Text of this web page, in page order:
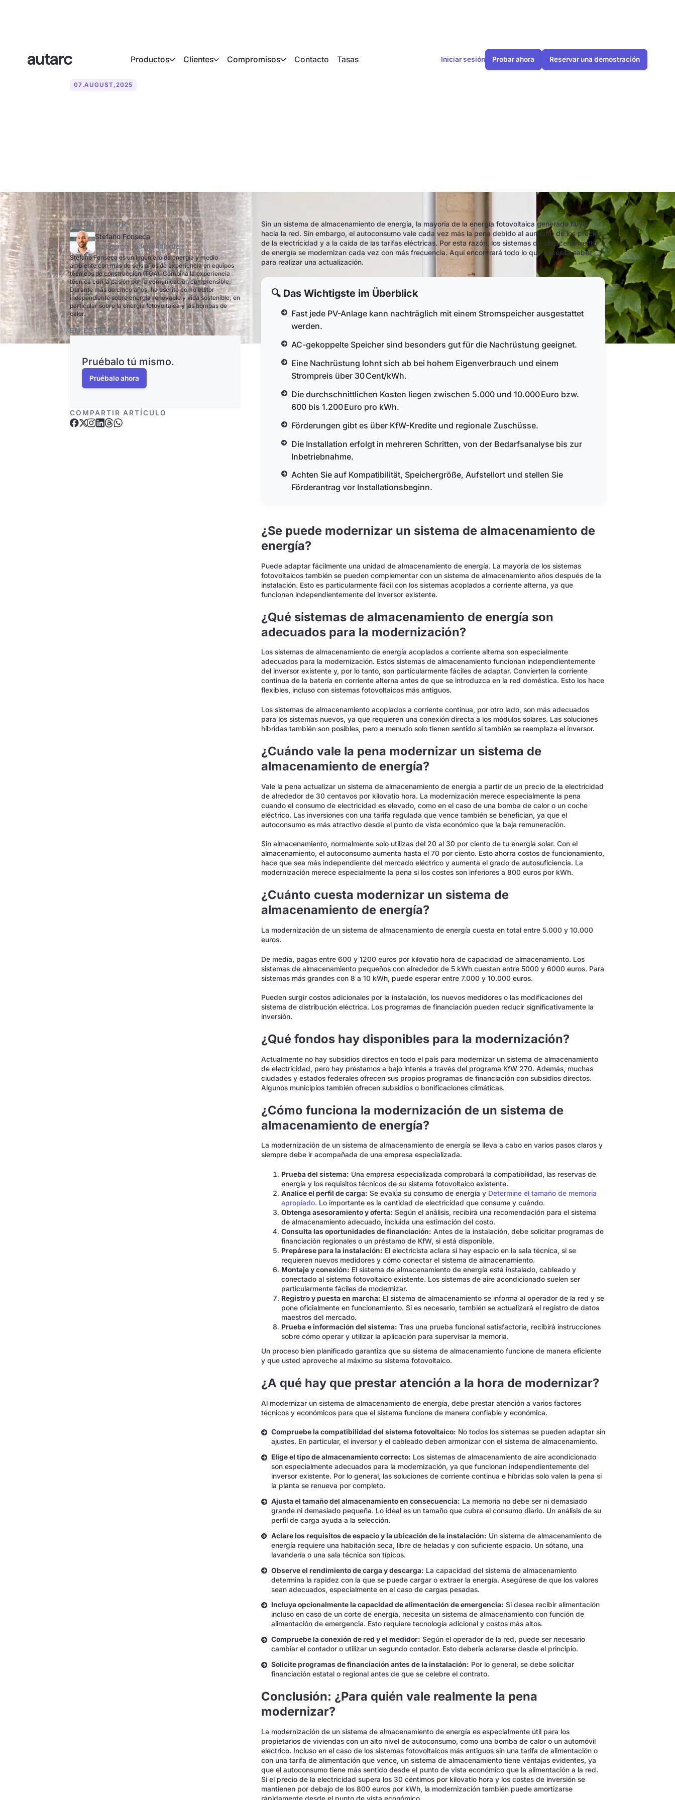
Productos Clientes Compromisos Contacto Tasas Iniciar sesión Probar ahora Reservar una demostración
07.AUGUST,2025
ESCRITO POR
Stefano Fonseca
Trabajador independiente
Stefano Fonseca es un ingeniero de energía y medio
ambiente con más de seis años de experiencia en equipos
técnicos de construcción (TGA). Combina la experiencia
técnica con la pasión por la comunicación comprensible.
Durante más de cinco años, ha escrito como editor
independiente sobre energía renovable y vida sostenible, en
particular sobre la energía fotovoltaica y las bombas de
calor.
EN ESTE ARTÍCULO
Pruébalo tú mismo.
Pruébalo ahora
COMPARTIR ARTÍCULO
Sin un sistema de almacenamiento de energía, la mayoría de la energía fotovoltaica generada fluye
hacia la red. Sin embargo, el autoconsumo vale cada vez más la pena debido al aumento de los precios
de la electricidad y a la caída de las tarifas eléctricas. Por esta razón, los sistemas de almacenamiento
de energía se modernizan cada vez con más frecuencia. Aquí encontrará todo lo que necesita saber
para realizar una actualización.
🔍 Das Wichtigste im Überblick
Fast jede PV-Anlage kann nachträglich mit einem Stromspeicher ausgestattet
werden.
AC-gekoppelte Speicher sind besonders gut für die Nachrüstung geeignet.
Eine Nachrüstung lohnt sich ab bei hohem Eigenverbrauch und einem
Strompreis über 30 Cent/kWh.
Die durchschnittlichen Kosten liegen zwischen 5.000 und 10.000 Euro bzw.
600 bis 1.200 Euro pro kWh.
Förderungen gibt es über KfW-Kredite und regionale Zuschüsse.
Die Installation erfolgt in mehreren Schritten, von der Bedarfsanalyse bis zur
Inbetriebnahme.
Achten Sie auf Kompatibilität, Speichergröße, Aufstellort und stellen Sie
Förderantrag vor Installationsbeginn.
¿Se puede modernizar un sistema de almacenamiento de
energía?
Puede adaptar fácilmente una unidad de almacenamiento de energía. La mayoría de los sistemas
fotovoltaicos también se pueden complementar con un sistema de almacenamiento años después de la
instalación. Esto es particularmente fácil con los sistemas acoplados a corriente alterna, ya que
funcionan independientemente del inversor existente.
¿Qué sistemas de almacenamiento de energía son
adecuados para la modernización?
Los sistemas de almacenamiento de energía acoplados a corriente alterna son especialmente
adecuados para la modernización. Estos sistemas de almacenamiento funcionan independientemente
del inversor existente y, por lo tanto, son particularmente fáciles de adaptar. Convierten la corriente
continua de la batería en corriente alterna antes de que se introduzca en la red doméstica. Esto los hace
flexibles, incluso con sistemas fotovoltaicos más antiguos.
Los sistemas de almacenamiento acoplados a corriente continua, por otro lado, son más adecuados
para los sistemas nuevos, ya que requieren una conexión directa a los módulos solares. Las soluciones
híbridas también son posibles, pero a menudo solo tienen sentido si también se reemplaza el inversor.
¿Cuándo vale la pena modernizar un sistema de
almacenamiento de energía?
Vale la pena actualizar un sistema de almacenamiento de energía a partir de un precio de la electricidad
de alrededor de 30 centavos por kilovatio hora. La modernización merece especialmente la pena
cuando el consumo de electricidad es elevado, como en el caso de una bomba de calor o un coche
eléctrico. Las inversiones con una tarifa regulada que vence también se benefician, ya que el
autoconsumo es más atractivo desde el punto de vista económico que la baja remuneración.
Sin almacenamiento, normalmente solo utilizas del 20 al 30 por ciento de tu energía solar. Con el
almacenamiento, el autoconsumo aumenta hasta el 70 por ciento. Esto ahorra costos de funcionamiento,
hace que sea más independiente del mercado eléctrico y aumenta el grado de autosuficiencia. La
modernización merece especialmente la pena si los costes son inferiores a 800 euros por kWh.
¿Cuánto cuesta modernizar un sistema de
almacenamiento de energía?
La modernización de un sistema de almacenamiento de energía cuesta en total entre 5.000 y 10.000
euros.
De media, pagas entre 600 y 1200 euros por kilovatio hora de capacidad de almacenamiento. Los
sistemas de almacenamiento pequeños con alrededor de 5 kWh cuestan entre 5000 y 6000 euros. Para
sistemas más grandes con 8 a 10 kWh, puede esperar entre 7.000 y 10.000 euros.
Pueden surgir costos adicionales por la instalación, los nuevos medidores o las modificaciones del
sistema de distribución eléctrica. Los programas de financiación pueden reducir significativamente la
inversión.
¿Qué fondos hay disponibles para la modernización?
Actualmente no hay subsidios directos en todo el país para modernizar un sistema de almacenamiento
de electricidad, pero hay préstamos a bajo interés a través del programa KfW 270. Además, muchas
ciudades y estados federales ofrecen sus propios programas de financiación con subsidios directos.
Algunos municipios también ofrecen subsidios o bonificaciones climáticas.
¿Cómo funciona la modernización de un sistema de
almacenamiento de energía?
La modernización de un sistema de almacenamiento de energía se lleva a cabo en varios pasos claros y
siempre debe ir acompañada de una empresa especializada.
Prueba del sistema: Una empresa especializada comprobará la compatibilidad, las reservas de
energía y los requisitos técnicos de su sistema fotovoltaico existente.
Analice el perfil de carga: Se evalúa su consumo de energía y Determine el tamaño de memoria
apropiado. Lo importante es la cantidad de electricidad que consume y cuándo.
Obtenga asesoramiento y oferta: Según el análisis, recibirá una recomendación para el sistema
de almacenamiento adecuado, incluida una estimación del costo.
Consulta las oportunidades de financiación: Antes de la instalación, debe solicitar programas de
financiación regionales o un préstamo de KfW, si está disponible.
Prepárese para la instalación: El electricista aclara si hay espacio en la sala técnica, si se
requieren nuevos medidores y cómo conectar el sistema de almacenamiento.
Montaje y conexión: El sistema de almacenamiento de energía está instalado, cableado y
conectado al sistema fotovoltaico existente. Los sistemas de aire acondicionado suelen ser
particularmente fáciles de modernizar.
Registro y puesta en marcha: El sistema de almacenamiento se informa al operador de la red y se
pone oficialmente en funcionamiento. Si es necesario, también se actualizará el registro de datos
maestros del mercado.
Prueba e información del sistema: Tras una prueba funcional satisfactoria, recibirá instrucciones
sobre cómo operar y utilizar la aplicación para supervisar la memoria.
Un proceso bien planificado garantiza que su sistema de almacenamiento funcione de manera eficiente
y que usted aproveche al máximo su sistema fotovoltaico.
¿A qué hay que prestar atención a la hora de modernizar?
Al modernizar un sistema de almacenamiento de energía, debe prestar atención a varios factores
técnicos y económicos para que el sistema funcione de manera confiable y económica.
Compruebe la compatibilidad del sistema fotovoltaico: No todos los sistemas se pueden adaptar sin
ajustes. En particular, el inversor y el cableado deben armonizar con el sistema de almacenamiento.
Elige el tipo de almacenamiento correcto: Los sistemas de almacenamiento de aire acondicionado
son especialmente adecuados para la modernización, ya que funcionan independientemente del
inversor existente. Por lo general, las soluciones de corriente continua e híbridas solo valen la pena si
la planta se renueva por completo.
Ajusta el tamaño del almacenamiento en consecuencia: La memoria no debe ser ni demasiado
grande ni demasiado pequeña. Lo ideal es un tamaño que cubra el consumo diario. Un análisis de su
perfil de carga ayuda a la selección.
Aclare los requisitos de espacio y la ubicación de la instalación: Un sistema de almacenamiento de
energía requiere una habitación seca, libre de heladas y con suficiente espacio. Un sótano, una
lavandería o una sala técnica son típicos.
Observe el rendimiento de carga y descarga: La capacidad del sistema de almacenamiento
determina la rapidez con la que se puede cargar o extraer la energía. Asegúrese de que los valores
sean adecuados, especialmente en el caso de cargas pesadas.
Incluya opcionalmente la capacidad de alimentación de emergencia: Si desea recibir alimentación
incluso en caso de un corte de energía, necesita un sistema de almacenamiento con función de
alimentación de emergencia. Esto requiere tecnología adicional y costos más altos.
Compruebe la conexión de red y el medidor: Según el operador de la red, puede ser necesario
cambiar el contador o utilizar un segundo contador. Esto debería aclararse desde el principio.
Solicite programas de financiación antes de la instalación: Por lo general, se debe solicitar
financiación estatal o regional antes de que se celebre el contrato.
Conclusión: ¿Para quién vale realmente la pena
modernizar?
La modernización de un sistema de almacenamiento de energía es especialmente útil para los
propietarios de viviendas con un alto nivel de autoconsumo, como una bomba de calor o un automóvil
eléctrico. Incluso en el caso de los sistemas fotovoltaicos más antiguos sin una tarifa de alimentación o
con una tarifa de alimentación que vence, un sistema de almacenamiento tiene ventajas evidentes, ya
que el autoconsumo tiene más sentido desde el punto de vista económico que la alimentación a la red.
Si el precio de la electricidad supera los 30 céntimos por kilovatio hora y los costes de inversión se
mantienen por debajo de los 800 euros por kWh, la modernización también puede amortizarse
rápidamente desde el punto de vista económico.